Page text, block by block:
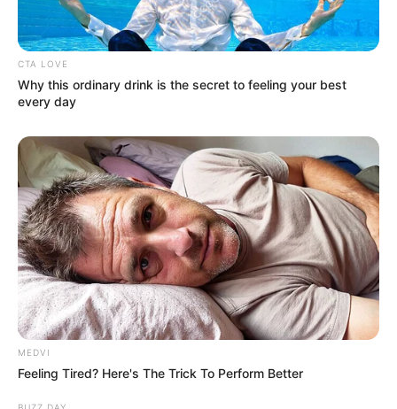
CTA LOVE
Why this ordinary drink is the secret to feeling your best
every day
MEDVI
Feeling Tired? Here's The Trick To Perform Better